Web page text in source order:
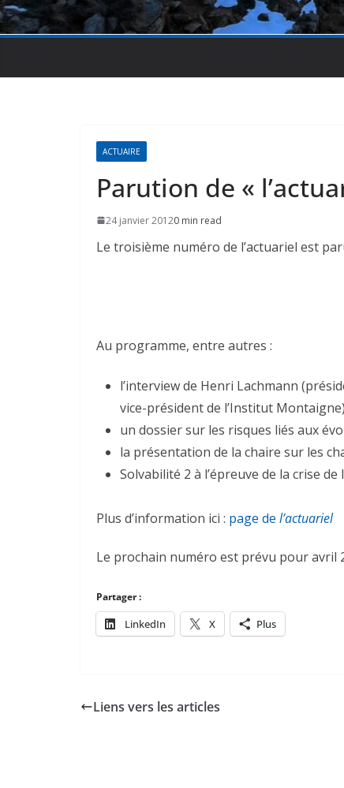
ACTUAIRE
Parution de «
24 janvier 20120 min read
Le troisième numéro de l’actuariel est
Au programme, entre autres :
l’interview de Henri Lachmann
vice-président de l’Institut
un dossier sur les risques liés aux
la présentation de la chaire sur les
Solvabilité 2 à l’épreuve de la crise de
Plus d’information ici : page de l’actuariel
Le prochain numéro est prévu pour avril
Partager :
LinkedIn X Plus
Liens vers les articles